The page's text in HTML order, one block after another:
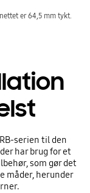
er 64,5 mm tykt.
serien til den
har brug for et
som gør det
måder, herunder